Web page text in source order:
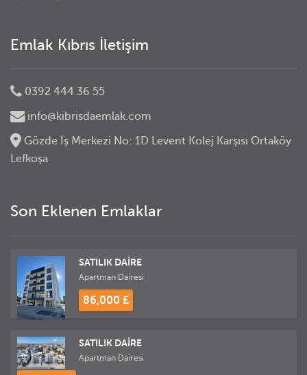
Emlak Kıbrıs İletişim
0392 444 36 55
info@kibrisdaemlak.com
Gözde İş Merkezi No: 1D Levent Kolej Karşısı Ortaköy
Lefkoşa
Son Eklenen Emlaklar
SATILIK DAİRE
Apartman Dairesi
86,000 £
SATILIK DAİRE
Apartman Dairesi